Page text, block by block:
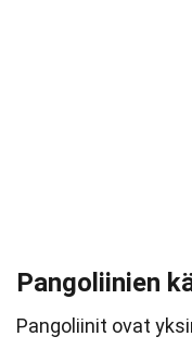
Pangoliinien
Pangoliinit ovat